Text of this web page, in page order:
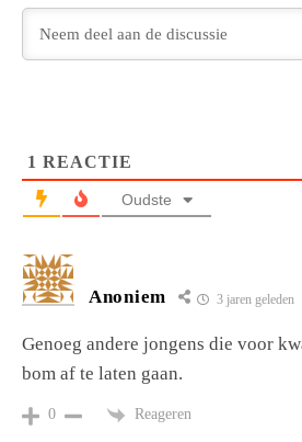
1 REACTIE
Oudste
Anoniem 3 jaren geleden
Genoeg andere jongens die voor
bom af te laten gaan.
0 Reageren